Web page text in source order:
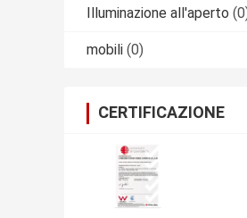
Illuminazione all'aperto
mobili (0)
CERTIFICAZIONE